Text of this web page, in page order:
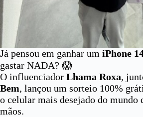
Já pensou em ganhar um iPhone
gastar NADA? 😱
O influenciador Lhama Roxa,
Bem, lançou um sorteio 100%
o celular mais desejado do mundo
mãos.